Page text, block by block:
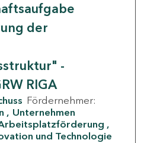
der
-
RIGA
Fördernehmer:
Unternehmen
und Technologie